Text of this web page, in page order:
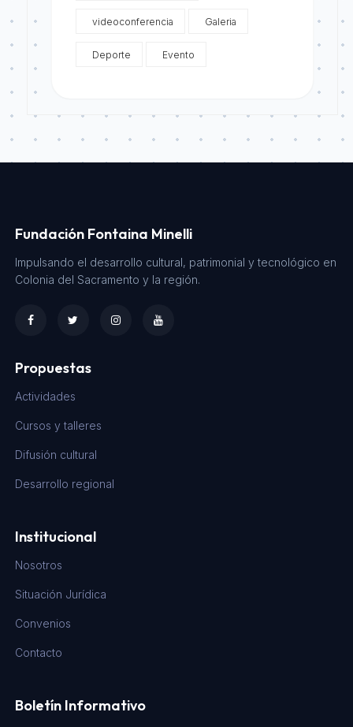
videoconferencia Galeria
Deporte Evento
Fundación Fontaina Minelli
Impulsando el desarrollo cultural, patrimonial y tecnológico en
Colonia del Sacramento y la región.
Propuestas
Actividades
Cursos y talleres
Difusión cultural
Desarrollo regional
Institucional
Nosotros
Situación Jurídica
Convenios
Contacto
Boletín Informativo